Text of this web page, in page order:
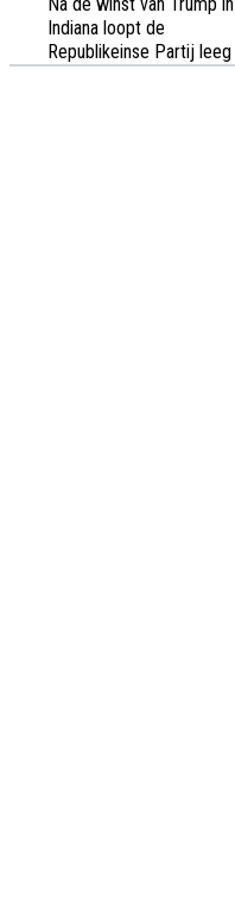
Indiana loopt de
Republikeinse Partij leeg